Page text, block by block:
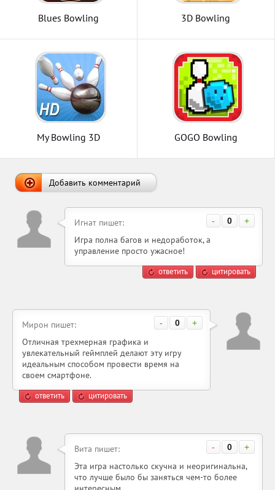
Blues Bowling 3D Bowling
My Bowling 3D GOGO Bowling
Добавить комментарий
- 0 +
Игнат пишет:
Игра полна багов и недоработок, а
управление просто ужасное!
ответить цитировать
- 0 +
Мирон пишет:
Отличная трехмерная графика и
увлекательный геймплей делают эту игру
идеальным способом провести время на
своем смартфоне.
ответить цитировать
- 0 +
Вита пишет:
Эта игра настолько скучна и неоригинальна,
что лучше было бы заняться чем-то более